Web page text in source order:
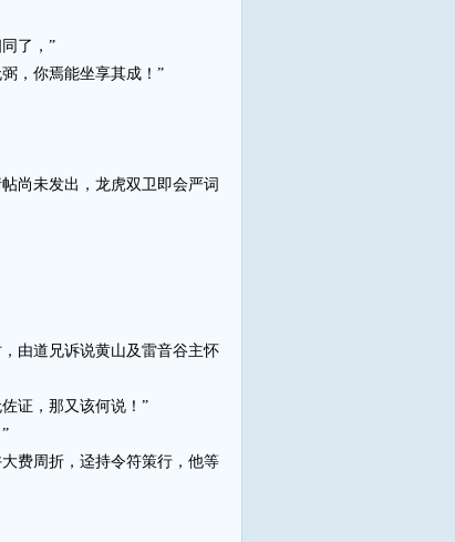
了，”
，你焉能坐享其成！”
尚未发出，龙虎双卫即会严词
由道兄诉说黄山及雷音谷主怀
证，那又该何说！”
费周折，迳持令符策行，他等